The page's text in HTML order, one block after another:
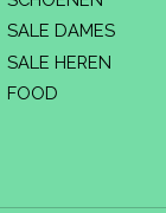
SALE DAMES
SALE HEREN
FOOD